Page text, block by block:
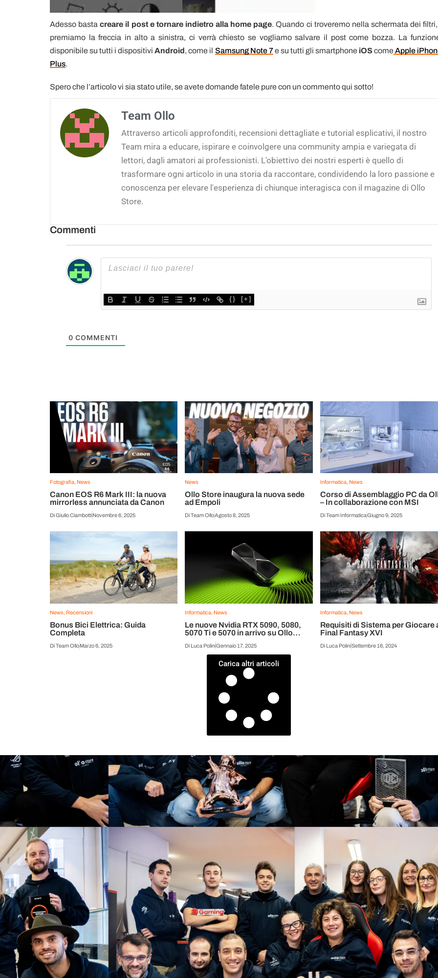
Adesso bastacreare il post e tornare indietro alla home page. Quando ci troveremo nella schermata dei
premiamo la freccia in alto a sinistra, ci verrà chiesto se vogliamo salvare il post come bozza. La
disponibile su tutti i dispositiviAndroid, come il Samsung Note 7e su tutti gli smartphone iOScome Apple
Plus.
Spero che l’articolo vi sia stato utile, se avete domande fatele pure con un commento qui sotto!
Team Ollo
Attraverso articoli approfonditi, recensioni dettagliate e tutorial esplicativi, il nostro
Team mira a educare, ispirare e coinvolgere una community ampia e variegata di
lettori, dagli amatori ai professionisti. L'obiettivo dei nostri esperti è quello di
trasformare ogni articolo in una storia da raccontare, condividendo la loro passione e
conoscenza per elevare l'esperienza di chiunque interagisca con il magazine di Ollo
Store.
Commenti
{} [+]
0 COMMENTI
Fotografia, News
Canon EOS R6 Mark III: la nuova
mirrorless annunciata da Canon
DiGiulio CiambottiNovembre 6, 2025
News
Ollo Store inaugura la nuova sede
ad Empoli
DiTeam OlloAgosto 8, 2025
Informatica, News
Corso di Assemblaggio PC da
– In collaborazione con MSI
DiTeam InformaticaGiugno 9, 2025
News, Recensioni
Bonus Bici Elettrica: Guida
Completa
DiTeam OlloMarzo 6, 2025
Informatica, News
Le nuove Nvidia RTX 5090, 5080,
5070 Ti e 5070 in arrivo su Ollo
Di Luca PoliniGennaio 17, 2025
Informatica, News
Requisiti di Sistema per Giocare
Final Fantasy XVI
DiLuca PoliniSettembre 16, 2024
Carica altri articoli